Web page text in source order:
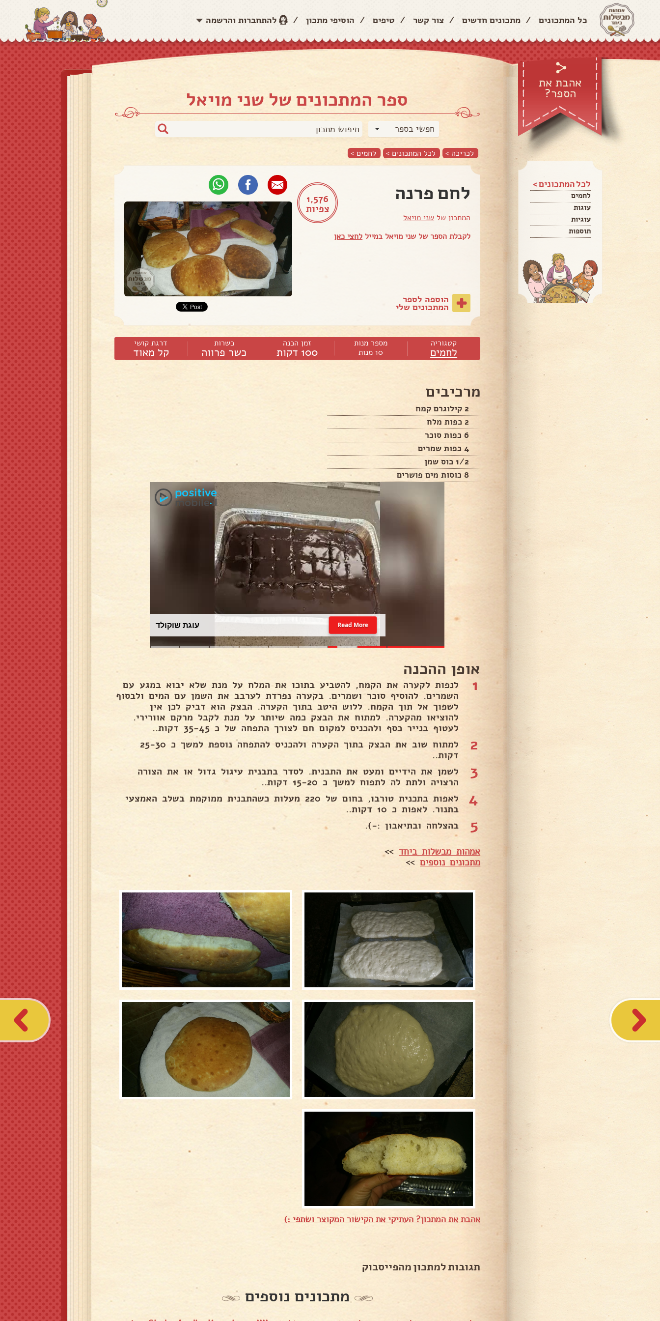
כל המתכונים / מתכונים חדשים / צור קשר / טיפים / הוסיפי מתכון / להתחברות והרשמה
אהבת את
הספר?
לכל המתכונים >
לחמים
עוגות
עוגיות
תוספות
ספר המתכונים של שני מויאל
חפשי בספר
לכריכה > לכל המתכונים > לחמים >
1,576
צפיות
לחם פרנה
המתכון של שני מויאל
לקבלת הספר של שני מויאל במייל לחצי כאן
הוספה לספר
המתכונים שלי
קטגוריה
לחמים
מספר מנות
10 מנות
זמן הכנה
100 דקות
כשרות
כשר פרווה
דרגת קושי
קל מאוד
מרכיבים
2 קילוגרם קמח
2 כפות מלח
6 כפות סוכר
4 כפות שמרים
1/2 כוס שמן
8 כוסות מים פושרים
עוגת שוקולד Read More
אופן ההכנה
1
לנפות לקערה את הקמח, להטביע בתוכו את המלח על מנת שלא יבוא במגע עם
השמרים. להוסיף סוכר ושמרים. בקערה נפרדת לערבב את השמן עם המים ולבסוף
לשפוך אל תוך הקמח. ללוש היטב בתוך הקערה. הבצק הוא דביק לכן אין
להוציאו מהקערה. למתוח את הבצק כמה שיותר על מנת לקבל מרקם אוורירי.
לעטוף בנייר כסף ולהכניס למקום חם לצורך התפחה של כ 35-45 דקות..
2
למתוח שוב את הבצק בתוך הקערה ולהכניס להתפחה נוספת למשך כ 25-30
דקות..
3
לשמן את הידיים ומעט את התבנית. לסדר בתבנית עיגול גדול או את הצורה
הרצויה ולתת לה לתפוח למשך כ 15-20 דקות..
4
לאפות בתכנית טורבו, בחום של 220 מעלות כשהתבנית ממוקמת בשלב האמצעי
בתנור. לאפות כ 10 דקות..
5 בהצלחה ובתיאבון :-).
אמהות מבשלות ביחד >>
מתכונים נוספים>>
אהבת את המתכון? העתיקי את הקישור המקוצר ושתפי :)
תגובות למתכון מהפייסבוק
מתכונים נוספים